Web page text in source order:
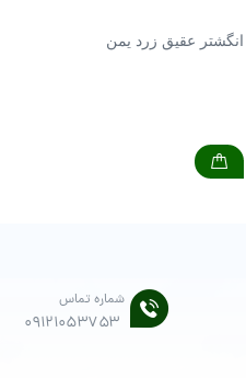
انگشتر عقیق زرد یمن
شماره تماس
۰۹۱۲۱۰۵۳۷۵۳